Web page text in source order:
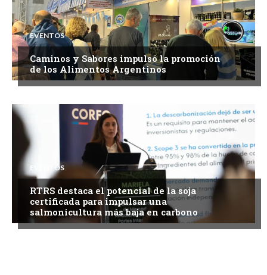
EVENTOS
Caminos y Sabores impulsó la promoción
de los Alimentos Argentinos
EVENTOS
RTRS destaca el potencial de la soja
certificada para impulsar una
salmonicultura más baja en carbono